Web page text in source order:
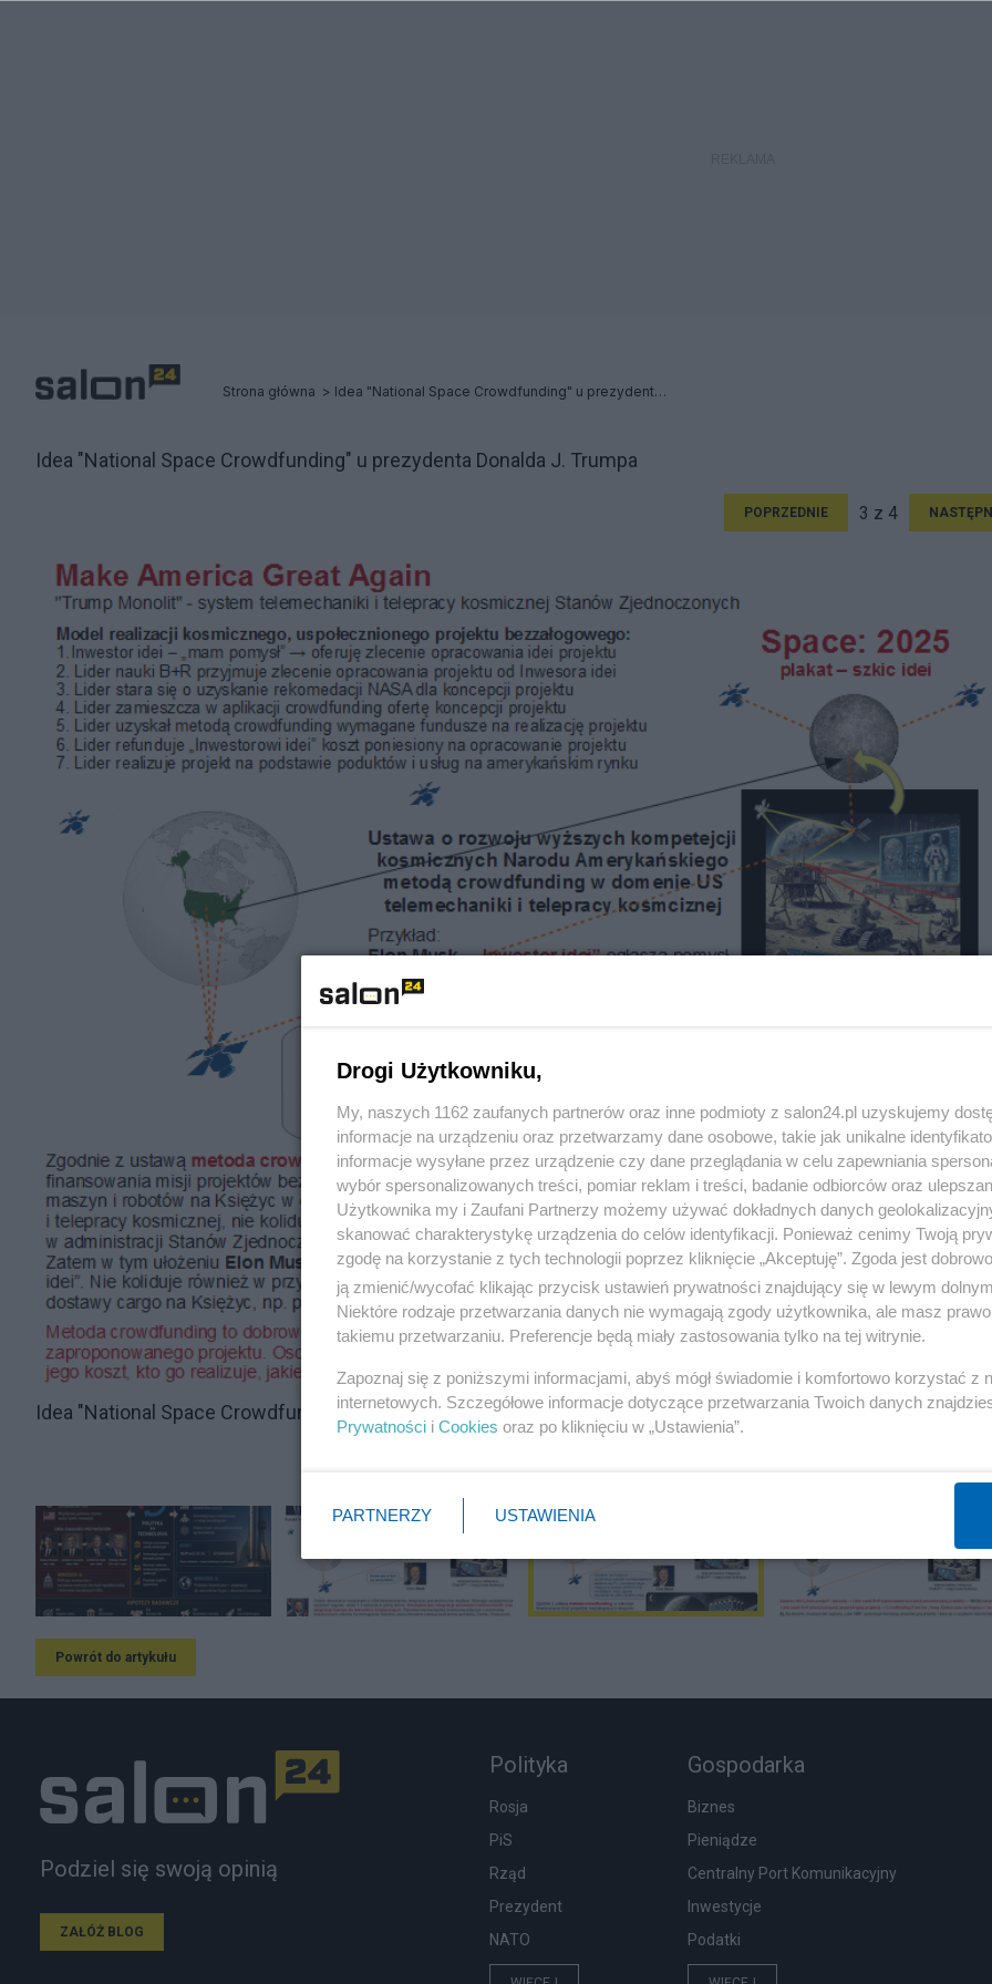
Strona główna Idea "National Space Crowdfunding" u prezydenta Donalda J. Trumpa
Idea "National Space Crowdfunding" u prezydenta Donalda J. Trumpa
POPRZEDNIE 3 z 4
Idea "National Space Crowdfunding" u prezydenta Donalda J. Trumpa
Powrót do artykułu
Podziel się swoją opinią
ZAŁÓŻ BLOG
Polityka
Rosja
PiS
Rząd
Prezydent
NATO
Gospodarka
Biznes
Pieniądze
Centralny Port Komunikacyjny
Inwestycje
Podatki
Drogi Użytkowniku,
My, naszych 1162 zaufanych partnerów oraz inne podmioty z salon24.pl uzyskujemy
informacje na urządzeniu oraz przetwarzamy dane osobowe, takie jak unikalne
informacje wysyłane przez urządzenie czy dane przeglądania w celu zapewniania
wybór spersonalizowanych treści, pomiar reklam i treści, badanie odbiorców oraz
Użytkownika my i Zaufani Partnerzy możemy używać dokładnych danych
skanować charakterystykę urządzenia do celów identyfikacji. Ponieważ cenimy Twoją
zgodę na korzystanie z tych technologii poprzez kliknięcie „Akceptuję”. Zgoda jest
ją zmienić/wycofać klikając przycisk ustawień prywatności znajdujący się w lewym
Niektóre rodzaje przetwarzania danych nie wymagają zgody użytkownika, ale masz
takiemu przetwarzaniu. Preferencje będą miały zastosowania tylko na tej witrynie.
Zapoznaj się z poniższymi informacjami, abyś mógł świadomie i komfortowo korzystać z
internetowych. Szczegółowe informacje dotyczące przetwarzania Twoich danych
Prywatności i Cookies oraz po kliknięciu w „Ustawienia”.
PARTNERZY USTAWIENIA